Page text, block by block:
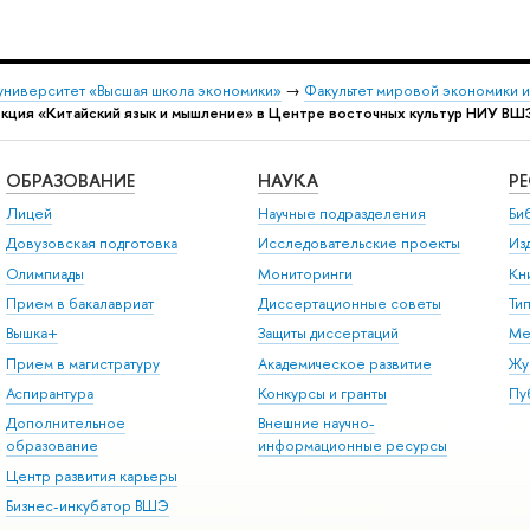
«Высшая школа экономики» → Факультет мировой экономики
«Китайский язык и мышление» в Центре восточных культур НИУ
ОБРАЗОВАНИЕ
Лицей
Довузовская подготовка
Олимпиады
Прием в бакалавриат
Вышка+
Прием в магистратуру
Аспирантура
Дополнительное
образование
Центр развития карьеры
Бизнес-инкубатор ВШЭ
НАУКА
Научные подразделения
Исследовательские проекты
Мониторинги
Диссертационные советы
Защиты диссертаций
Академическое развитие
Конкурсы и гранты
Внешние научно-
информационные ресурсы